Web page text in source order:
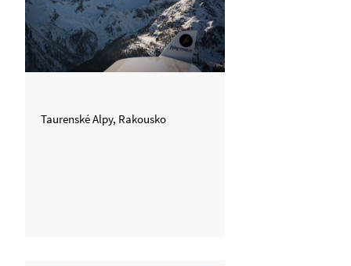
Taurenské Alpy, Rakousko